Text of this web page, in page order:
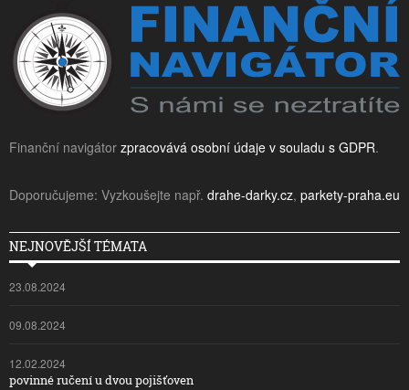
Finanční navigátor zpracovává osobní údaje v souladu s GDPR.
Doporučujeme: Vyzkoušejte např. drahe-darky.cz, parkety-praha.eu
NEJNOVĚJŠÍ TÉMATA
23.08.2024
09.08.2024
12.02.2024
povinné ručení u dvou pojišťoven